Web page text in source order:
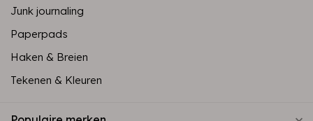
Junk journaling
Paperpads
Haken & Breien
Tekenen & Kleuren